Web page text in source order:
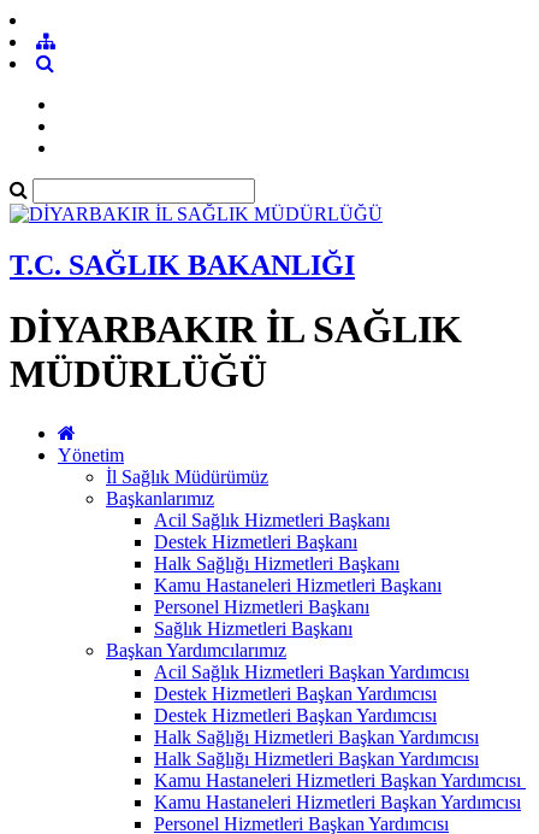
T.C. SAĞLIK BAKANLIĞI
DİYARBAKIR İL SAĞLIK
MÜDÜRLÜĞÜ
Yönetim
İl Sağlık Müdürümüz
Başkanlarımız
Acil Sağlık Hizmetleri Başkanı
Destek Hizmetleri Başkanı
Halk Sağlığı Hizmetleri Başkanı
Kamu Hastaneleri Hizmetleri Başkanı
Personel Hizmetleri Başkanı
Sağlık Hizmetleri Başkanı
Başkan Yardımcılarımız
Acil Sağlık Hizmetleri Başkan Yardımcısı
Destek Hizmetleri Başkan Yardımcısı
Destek Hizmetleri Başkan Yardımcısı
Halk Sağlığı Hizmetleri Başkan Yardımcısı
Halk Sağlığı Hizmetleri Başkan Yardımcısı
Kamu Hastaneleri Hizmetleri Başkan Yardımcısı ​
Kamu Hastaneleri Hizmetleri Başkan Yardımcısı
Personel Hizmetleri Başkan Yardımcısı